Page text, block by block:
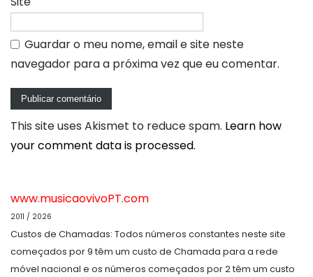
Guardar o meu nome, email e site neste
navegador para a próxima vez que eu comentar.
This site uses Akismet to reduce spam. Learn how
your comment data is processed.
www.musicaovivoPT.com
2011 / 2026
Custos de Chamadas: Todos números constantes neste site
começados por 9 têm um custo de Chamada para a rede
móvel nacional e os números começados por 2 têm um custo